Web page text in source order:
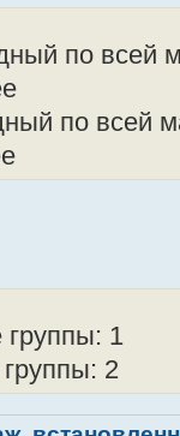
по всей
по всей
1
2